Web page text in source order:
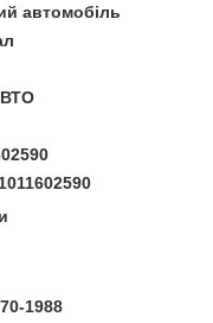
автомобіль
1988